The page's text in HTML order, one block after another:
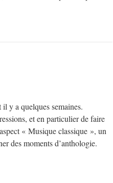
y a quelques semaines.
et en particulier de faire
« Musique classique », un
des moments d’anthologie.